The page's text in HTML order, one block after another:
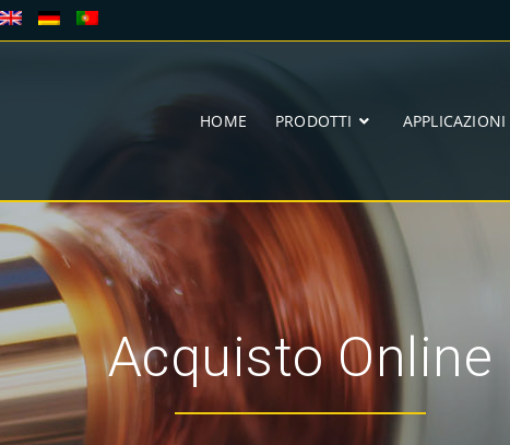
HOME PRODOTTI APPLICAZIONI
Acquisto Online